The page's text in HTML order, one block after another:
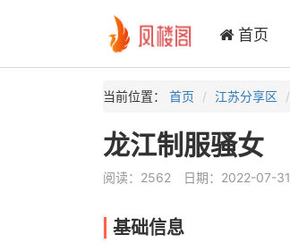
首页
当前位置： 首页 江苏分享区
龙江制服骚女
阅读：2562 日期：2022-07-31
基础信息